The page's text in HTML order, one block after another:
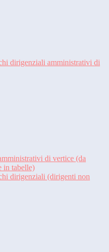
dirigenziali amministrativi di
di vertice (da
in tabelle)
dirigenziali (dirigenti non